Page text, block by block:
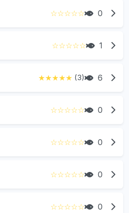
☆☆☆☆☆ 0
☆☆☆☆☆ 1
★★★★★ (3) 6
☆☆☆☆☆ 0
☆☆☆☆☆ 0
☆☆☆☆☆ 0
☆☆☆☆☆ 0